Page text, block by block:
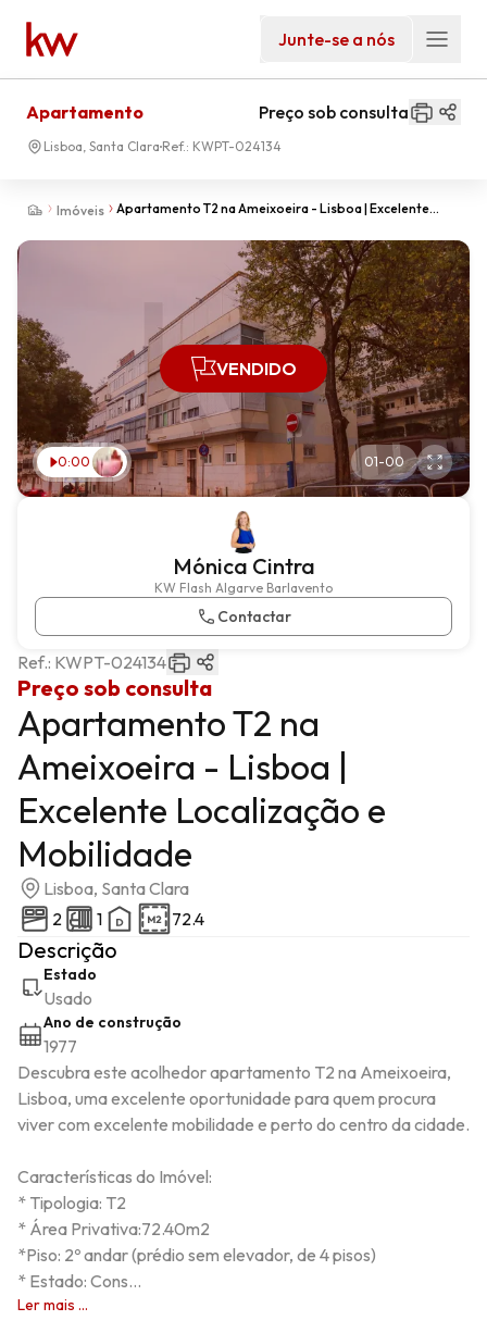
Junte-se a nós
Imóveis
Apartamento T2 na Ameixoeira - Lisboa | Excelente
Apartamento Preço sob consulta
Lisboa, Santa Clara Ref.: KWPT-024134
VENDIDO
0:00 01-00
Mónica Cintra
KW Flash Algarve Barlavento
Contactar
Preço sob consulta
Ref.: KWPT-024134
Apartamento T2 na
Ameixoeira - Lisboa |
Excelente Localização e
Mobilidade
Lisboa, Santa Clara
2
1 72.4
Descrição
Estado
Usado
Ano de construção
1977
Descubra este acolhedor apartamento T2 na Ameixoeira,
Lisboa, uma excelente oportunidade para quem procura
viver com excelente mobilidade e perto do centro da cidade.
Características do Imóvel:
* Tipologia: T2
* Área Privativa:72.40m2
*Piso: 2º andar (prédio sem elevador, de 4 pisos)
* Estado: Cons...
Ler mais ...